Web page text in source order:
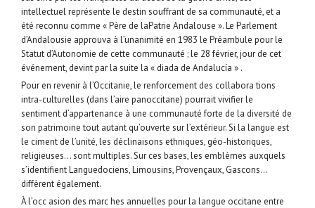
intellectuel représente le destin souffrant de sa communauté, et a
été reconnu comme « Père de laPatrie Andalouse ». Le Parlement
d’Andalousie approuva à l’unanimité en 1983 le Préambule pour le
Statut d’Autonomie de cette communauté ; le 28 février, jour de cet
événement, devint par la suite la « diada de Andalucía » .
Pour en revenir à l’Occitanie, le renforcement des collabora tions
intra-culturelles (dans l’aire panoccitane) pourrait vivifier le
sentiment d’appartenance à une communauté forte de la diversité de
son patrimoine tout autant qu’ouverte sur l’extérieur. Si la langue est
le ciment de l’unité, les déclinaisons ethniques, géo-historiques,
religieuses… sont multiples. Sur ces bases, les emblèmes auxquels
s’identifient Languedociens, Limousins, Provençaux, Gascons…
diffèrent également.
À l’occ asion des marc hes annuelles pour la langue occitane entre